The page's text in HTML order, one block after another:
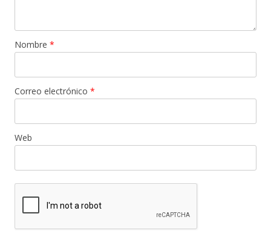
Nombre *
Correo electrónico *
Web